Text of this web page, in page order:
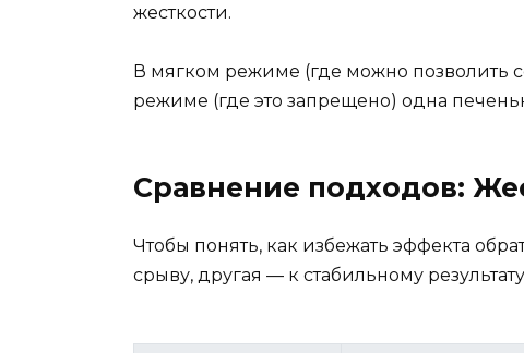
жесткости.
В мягком режиме (где можно позволить
режиме (где это запрещено) одна
Сравнение подходов:
Чтобы понять, как избежать эффекта
срыву, другая — к стабильному